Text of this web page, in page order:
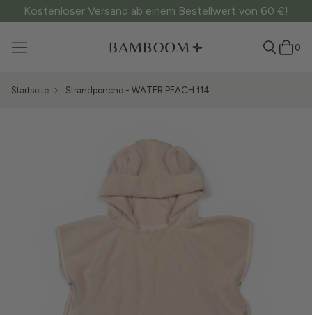
Kostenloser Versand ab einem Bestellwert von 60 €!
0
Startseite Strandponcho - WATER PEACH 114